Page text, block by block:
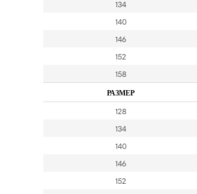
134
140
146
152
158
РАЗМЕР
128
134
140
146
152